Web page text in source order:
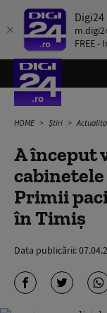
Digi24
FREE -
HOME Știri
A început
Primii
în Timiș
Data publicării: